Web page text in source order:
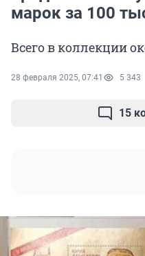
марок за 100
Всего в коллекции
28 февраля 2025, 07:41 5 343
15